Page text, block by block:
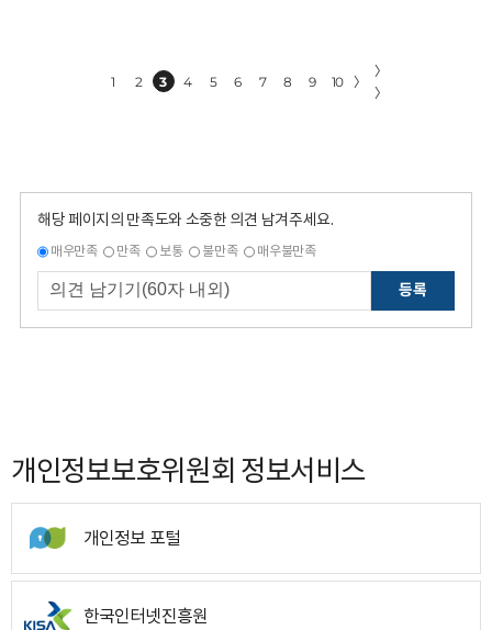
1 2 3 4 5 6 7 8 9 10 〉
〉
〉
해당 페이지의 만족도와 소중한 의견 남겨주세요.
매우만족 만족 보통 불만족 매우불만족
등록
개인정보보호위원회 정보서비스
개인정보 포털
한국인터넷진흥원